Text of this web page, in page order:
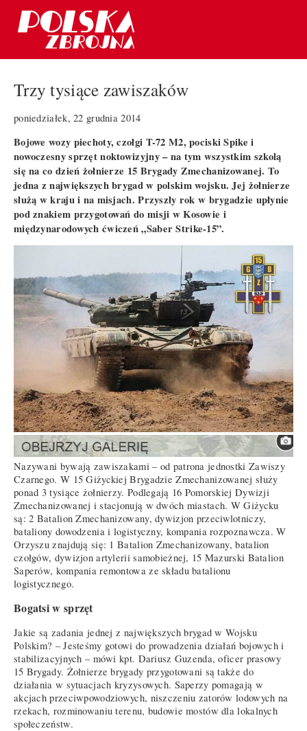
Trzy tysiące zawiszaków
poniedziałek, 22 grudnia 2014
Bojowe wozy piechoty, czołgi T-72 M2, pociski Spike i
nowoczesny sprzęt noktowizyjny – na tym wszystkim szkolą
się na co dzień żołnierze 15 Brygady Zmechanizowanej. To
jedna z największych brygad w polskim wojsku. Jej żołnierze
służą w kraju i na misjach. Przyszły rok w brygadzie upłynie
pod znakiem przygotowań do misji w Kosowie i
międzynarodowych ćwiczeń „Saber Strike-15”.
Nazywani bywają zawiszakami – od patrona jednostki Zawiszy
Czarnego. W 15 Giżyckiej Brygadzie Zmechanizowanej służy
ponad 3 tysiące żołnierzy. Podlegają 16 Pomorskiej Dywizji
Zmechanizowanej i stacjonują w dwóch miastach. W Giżycku
są: 2 Batalion Zmechanizowany, dywizjon przeciwlotniczy,
bataliony dowodzenia i logistyczny, kompania rozpoznawcza. W
Orzyszu znajdują się: 1 Batalion Zmechanizowany, batalion
czołgów, dywizjon artylerii samobieżnej, 15 Mazurski Batalion
Saperów, kompania remontowa ze składu batalionu
logistycznego.
Bogatsi w sprzęt
Jakie są zadania jednej z największych brygad w Wojsku
Polskim? – Jesteśmy gotowi do prowadzenia działań bojowych i
stabilizacyjnych – mówi kpt. Dariusz Guzenda, oficer prasowy
15 Brygady. Żołnierze brygady przygotowani są także do
działania w sytuacjach kryzysowych. Saperzy pomagają w
akcjach przeciwpowodziowych, niszczeniu zatorów lodowych na
rzekach, rozminowaniu terenu, budowie mostów dla lokalnych
społeczeństw.